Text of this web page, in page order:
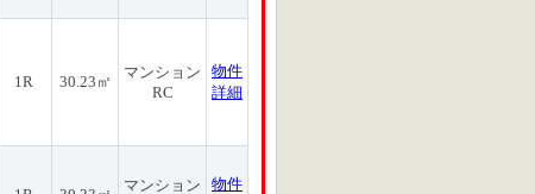
1R 30.23㎡
マンション
RC
物件
詳細
マンション
物件